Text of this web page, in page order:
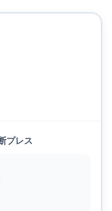
プレス